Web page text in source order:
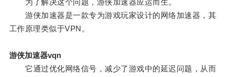
为了解决这个问题，游侠加速器应运而生。
游侠加速器是一款专为游戏玩家设计的网络加速器，其
工作原理类似于VPN。
游侠加速器vqn
它通过优化网络信号，减少了游戏中的延迟问题，从而